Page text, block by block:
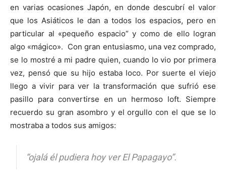
en varias ocasiones Japón, en donde descubrí el valor
que los Asiáticos le dan a todos los espacios, pero en
particular al «pequeño espacio” y como de ello logran
algo «mágico». Con gran entusiasmo, una vez comprado,
se lo mostré a mi padre quien, cuando lo vio por primera
vez, pensó que su hijo estaba loco. Por suerte el viejo
llego a vivir para ver la transformación que sufrió ese
pasillo para convertirse en un hermoso loft. Siempre
recuerdo su gran asombro y el orgullo con el que se lo
mostraba a todos sus amigos:
“ojalá él pudiera hoy ver El Papagayo”.